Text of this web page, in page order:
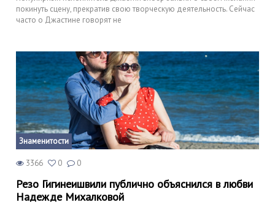
покинуть сцену, прекратив свою творческую деятельность. Сейчас
часто о Джастине говорят не
Знаменитости
3366 0 0
Резо Гигинеишвили публично объяснился в любви
Надежде Михалковой